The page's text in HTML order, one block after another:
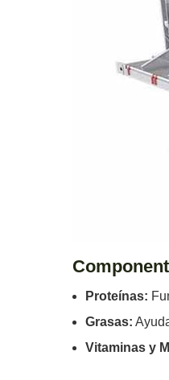
Proteínas:
Grasas:
Vitaminas y